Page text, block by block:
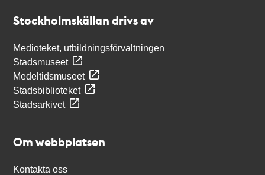
Stockholmskällan drivs av
Medioteket, utbildningsförvaltningen
Stadsmuseet
Medeltidsmuseet
Stadsbiblioteket
Stadsarkivet
Om webbplatsen
Kontakta oss